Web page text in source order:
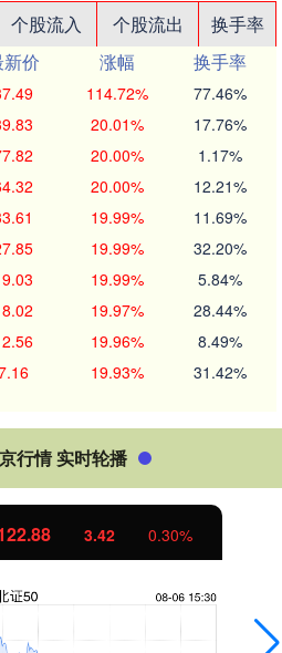
个股流入 个股流出
换手率
价 涨幅
换手率
114.72% 77.46%
20.01% 17.76%
20.00% 1.17%
20.00% 12.21%
19.99% 11.69%
19.99% 32.20%
19.99% 5.84%
19.97% 28.44%
19.96% 8.49%
19.93% 31.42%
行情 实时轮播
3.42 0.30%